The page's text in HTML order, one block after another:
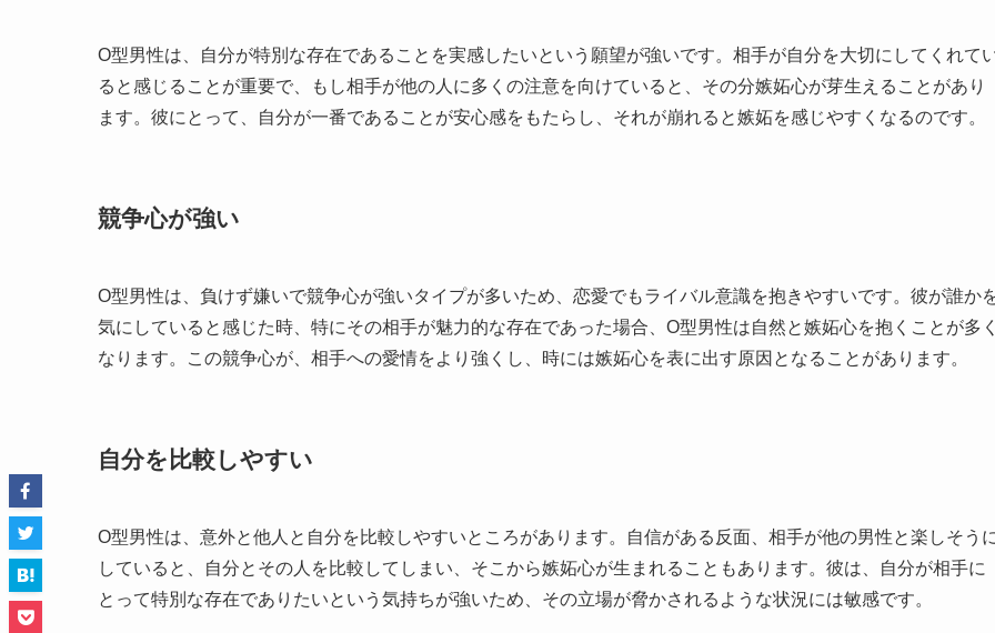
O型男性は、自分が特別な存在であることを実感したいという願望が強いです。相手が自分を大切にしてくれて
ると感じることが重要で、もし相手が他の人に多くの注意を向けていると、その分嫉妬心が芽生えることがあり
ます。彼にとって、自分が一番であることが安心感をもたらし、それが崩れると嫉妬を感じやすくなるのです。
競争心が強い
O型男性は、負けず嫌いで競争心が強いタイプが多いため、恋愛でもライバル意識を抱きやすいです。彼が誰か
気にしていると感じた時、特にその相手が魅力的な存在であった場合、O型男性は自然と嫉妬心を抱くことが多
なります。この競争心が、相手への愛情をより強くし、時には嫉妬心を表に出す原因となることがあります。
自分を比較しやすい
O型男性は、意外と他人と自分を比較しやすいところがあります。自信がある反面、相手が他の男性と楽しそう
していると、自分とその人を比較してしまい、そこから嫉妬心が生まれることもあります。彼は、自分が相手に
とって特別な存在でありたいという気持ちが強いため、その立場が脅かされるような状況には敏感です。